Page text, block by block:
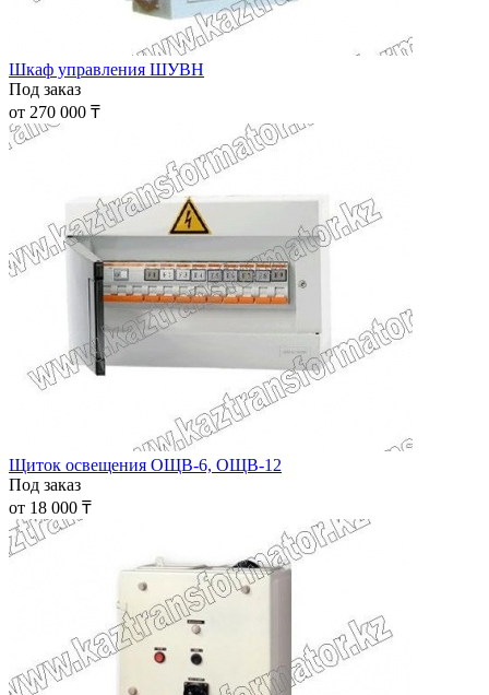
Шкаф управления ШУВН
Под заказ
от 270 000 ₸
Щиток освещения ОЩВ-6, ОЩВ-12
Под заказ
от 18 000 ₸